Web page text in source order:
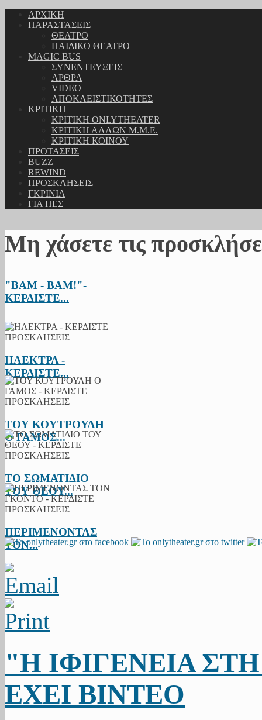
ΑΡΧΙΚΗ
ΠΑΡΑΣΤΑΣΕΙΣ
ΘΕΑΤΡΟ
ΠΑΙΔΙΚΟ ΘΕΑΤΡΟ
MAGIC BUS
ΣΥΝΕΝΤΕΥΞΕΙΣ
ΑΡΘΡΑ
VIDEO
ΑΠΟΚΛΕΙΣΤΙΚΟΤΗΤΕΣ
ΚΡΙΤΙΚΗ
ΚΡΙΤΙΚΗ ONLYTHEATER
ΚΡΙΤΙΚΗ ΑΛΛΩΝ Μ.Μ.Ε.
ΚΡΙΤΙΚΗ ΚΟΙΝΟΥ
ΠΡΟΤΑΣΕΙΣ
BUZZ
REWIND
ΠΡΟΣΚΛΗΣΕΙΣ
ΓΚΡΙΝΙΑ
ΓΙΑ ΠΕΣ
Μη χάσετε τις
"BAM - BAM!"-
ΚΕΡΔΙΣΤΕ...
ΗΛΕΚΤΡΑ -
ΚΕΡΔΙΣΤΕ...
ΤΟΥ ΚΟΥΤΡΟΥΛΗ
Ο ΓΑΜΟΣ...
ΤΟ ΣΩΜΑΤΙΔΙΟ
ΤΟΥ ΘΕΟΥ...
ΠΕΡΙΜΕΝΟΝΤΑΣ
ΤΟΝ...
"Η ΙΦΙΓΕΝΕΙΑ
ΕΧΕΙ ΒΙΝΤΕΟ